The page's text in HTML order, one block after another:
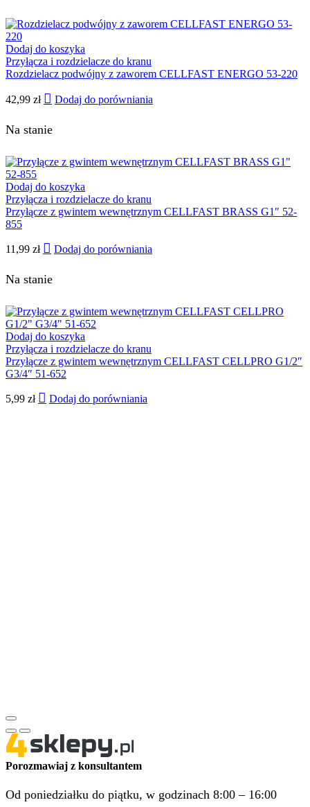
Dodaj do koszyka
Przyłącza i rozdzielacze do kranu
Rozdzielacz podwójny z zaworem CELLFAST ENERGO 53-220
42,99 zł Dodaj do porówniania
Na stanie
Dodaj do koszyka
Przyłącza i rozdzielacze do kranu
Przyłącze z gwintem wewnętrznym CELLFAST BRASS G1″ 52-
855
11,99 zł Dodaj do porówniania
Na stanie
Dodaj do koszyka
Przyłącza i rozdzielacze do kranu
Przyłącze z gwintem wewnętrznym CELLFAST CELLPRO G1/2″
G3/4″ 51-652
5,99 zł Dodaj do porówniania
Porozmawiaj z konsultantem
Od poniedziałku do piątku, w godzinach 8:00 – 16:00